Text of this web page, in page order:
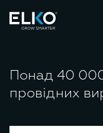
Понад 40 000
провідних